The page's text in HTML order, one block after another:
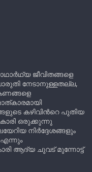
ജീവിതങ്ങളെ
നേടാനുള്ളതല്ല,
കഴിവിന്‍റെ പുതിയ
ഒരുക്കുന്നു
നിർദ്ദേശങ്ങളും
എന്നും
ആദ്യ ചുവട് മുന്നോട്ട്